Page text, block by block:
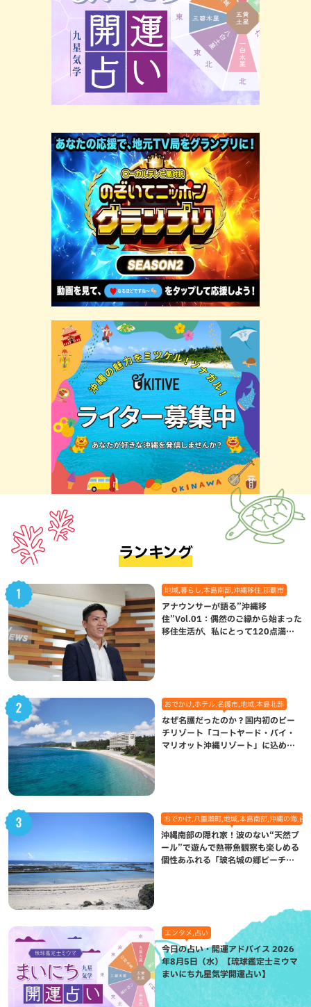
ランキング
地域,暮らし,本島南部,沖縄移住,那覇市
アナウンサーが語る”沖縄移
住”Vol.01：偶然のご縁から始まった
移住生活が、私にとって120点満点
おでかけ,ホテル,名護市,地域,本島北部
なぜ名護だったのか？国内初のビー
チリゾート「コートヤード・バイ・
マリオット沖縄リゾート」に込めら
おでかけ,八重瀬町,地域,本島南部,沖縄の海,自
沖縄南部の隠れ家！波のない“天然プ
ール”で遊んで熱帯魚観察も楽しめる
個性あふれる「玻名城の郷ビーチ」
エンタメ,占い
今日の占い・開運アドバイス 2026
年8月5日（水）【琉球鑑定士ミウマ
まいにち九星気学開運占い】